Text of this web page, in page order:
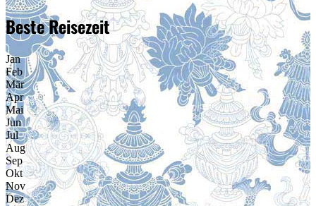
Beste Reisezeit
Jan
Feb
Mär
Apr
Mai
Jun
Jul
Aug
Sep
Okt
Nov
Dez